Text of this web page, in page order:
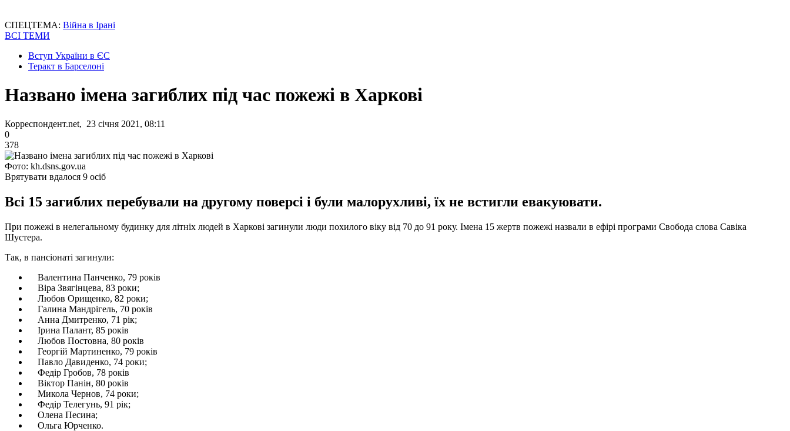
СПЕЦТЕМА: Війна в Ірані
ВСІ ТЕМИ
Вступ України в ЄС
Теракт в Барселоні
Названо імена загиблих під час пожежі в Харкові
Корреспондент.net, 23 січня 2021, 08:11
0
378
Фото: kh.dsns.gov.ua
Врятувати вдалося 9 осіб
Всі 15 загиблих перебували на другому поверсі і були малорухливі, їх не встигли евакуювати.
При пожежі в нелегальному будинку для літніх людей в Харкові загинули люди похилого віку від 70 до 91 року. Імена 15 жертв пожежі назвали в ефірі програми Свобода слова Савіка
Шустера.
Так, в пансіонаті загинули:
Валентина Панченко, 79 років
Віра Звягінцева, 83 роки;
Любов Орищенко, 82 роки;
Галина Мандрігель, 70 років
Анна Дмитренко, 71 рік;
Ірина Палант, 85 років
Любов Постовна, 80 років
Георгій Мартиненко, 79 років
Павло Давиденко, 74 роки;
Федір Гробов, 78 років
Віктор Панін, 80 років
Микола Чернов, 74 роки;
Федір Телегунь, 91 рік;
Олена Песина;
Ольга Юрченко.